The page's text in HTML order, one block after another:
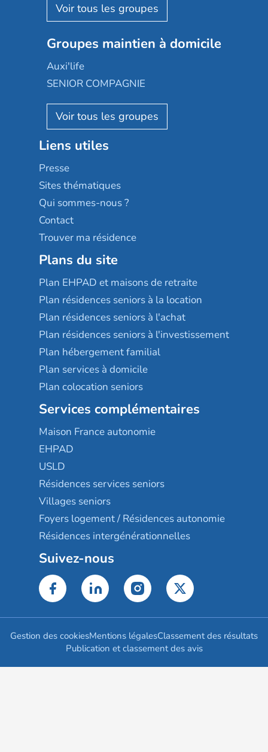
Aquarelia
Nexity edenea
Les jardins d'Arcadie
Occitalia
Appartseniors
Reseda
Stella management
Les villages d'or
Sérénys
Résidences services Villa Médicis
Emera
Groupe SOS
Le Noble Âge
Almage
Résidalya
Groupe aplus
Groupes maintien à domicile
Auxi'life
SENIOR COMPAGNIE
AGE D'OR Services
Liens utiles
Presse
Sites thématiques
Qui sommes-nous ?
Contact
Trouver ma résidence
Plans du site
Plan EHPAD et maisons de retraite
Plan résidences seniors à la location
Plan résidences seniors à l'achat
Plan résidences seniors à l'investissement
Plan hébergement familial
Plan services à domicile
Plan colocation seniors
Services complémentaires
Maison France autonomie
EHPAD
USLD
Résidences services seniors
Villages seniors
Foyers logement / Résidences autonomie
Résidences intergénérationnelles
Suivez-nous
Gestion des cookiesMentions légalesClassement des résultats
Publication et classement des avis